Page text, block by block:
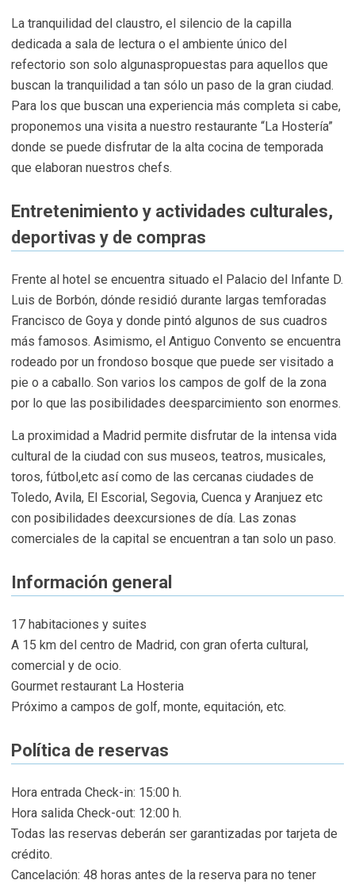
La tranquilidad del claustro, el silencio de la capilla
dedicada a sala de lectura o el ambiente único del
refectorio son solo algunaspropuestas para aquellos que
buscan la tranquilidad a tan sólo un paso de la gran ciudad.
Para los que buscan una experiencia más completa si cabe,
proponemos una visita a nuestro restaurante “La Hostería”
donde se puede disfrutar de la alta cocina de temporada
que elaboran nuestros chefs.
Entretenimiento y actividades culturales,
deportivas y de compras
Frente al hotel se encuentra situado el Palacio del Infante D.
Luis de Borbón, dónde residió durante largas temforadas
Francisco de Goya y donde pintó algunos de sus cuadros
más famosos. Asimismo, el Antiguo Convento se encuentra
rodeado por un frondoso bosque que puede ser visitado a
pie o a caballo. Son varios los campos de golf de la zona
por lo que las posibilidades deesparcimiento son enormes.
La proximidad a Madrid permite disfrutar de la intensa vida
cultural de la ciudad con sus museos, teatros, musicales,
toros, fútbol,etc así como de las cercanas ciudades de
Toledo, Avila, El Escorial, Segovia, Cuenca y Aranjuez etc
con posibilidades deexcursiones de día. Las zonas
comerciales de la capital se encuentran a tan solo un paso.
Información general
17 habitaciones y suites
A 15 km del centro de Madrid, con gran oferta cultural,
comercial y de ocio.
Gourmet restaurant La Hosteria
Próximo a campos de golf, monte, equitación, etc.
Política de reservas
Hora entrada Check-in: 15:00 h.
Hora salida Check-out: 12:00 h.
Todas las reservas deberán ser garantizadas por tarjeta de
crédito.
Cancelación: 48 horas antes de la reserva para no tener